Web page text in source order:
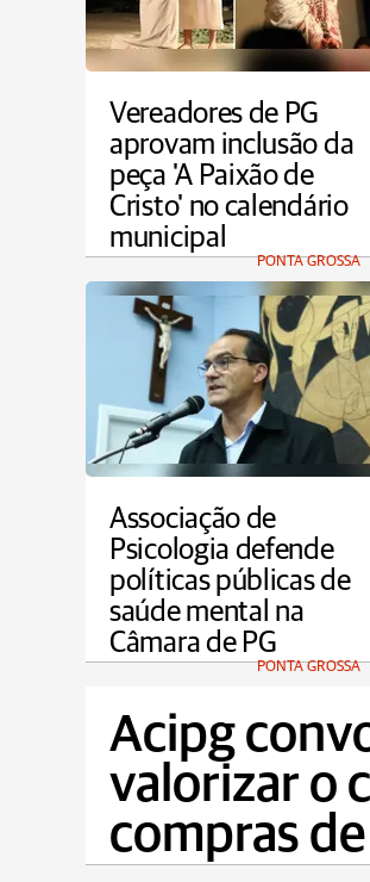
Vereadores de PG
aprovam inclusão da
peça 'A Paixão de
Cristo' no calendário
municipal
PONTA GROSSA
Associação de
Psicologia defende
políticas públicas de
saúde mental na
Câmara de PG
PONTA GROSSA
Acipg
valorizar o
compras